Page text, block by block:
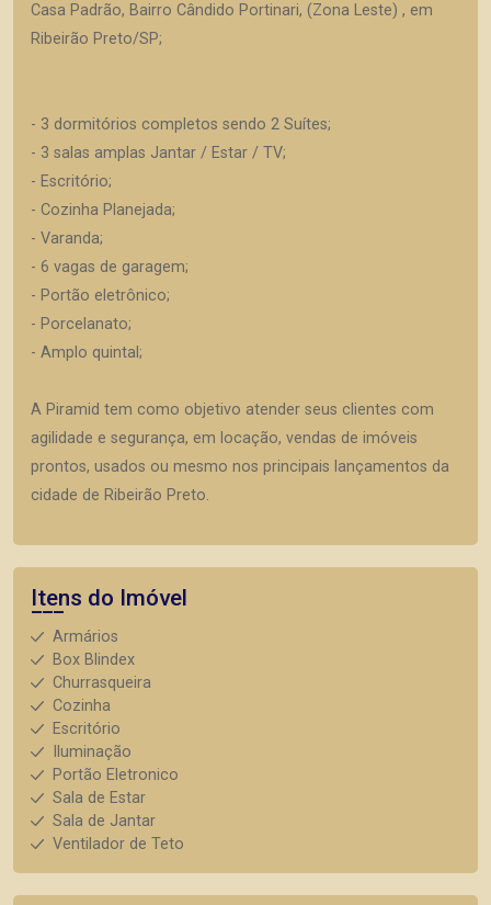
Casa Padrão, Bairro Cândido Portinari, (Zona Leste) , em
Ribeirão Preto/SP;
- 3 dormitórios completos sendo 2 Suítes;
- 3 salas amplas Jantar / Estar / TV;
- Escritório;
- Cozinha Planejada;
- Varanda;
- 6 vagas de garagem;
- Portão eletrônico;
- Porcelanato;
- Amplo quintal;
A Piramid tem como objetivo atender seus clientes com
agilidade e segurança, em locação, vendas de imóveis
prontos, usados ou mesmo nos principais lançamentos da
cidade de Ribeirão Preto.
Itens do Imóvel
Armários
Box Blindex
Churrasqueira
Cozinha
Escritório
Iluminação
Portão Eletronico
Sala de Estar
Sala de Jantar
Ventilador de Teto